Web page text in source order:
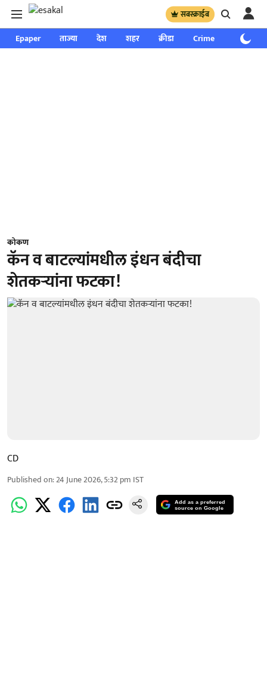
सबस्क्राईब
Epaper ताज्या देश शहर क्रीडा Crime साप्ताहिक
कोकण
कॅन व बाटल्यांमधील इंधन बंदीचा
शेतकऱ्यांना फटका!
CD
Published on:24 June 2026, 5:32 pm IST
Add as a preferred
source on Google